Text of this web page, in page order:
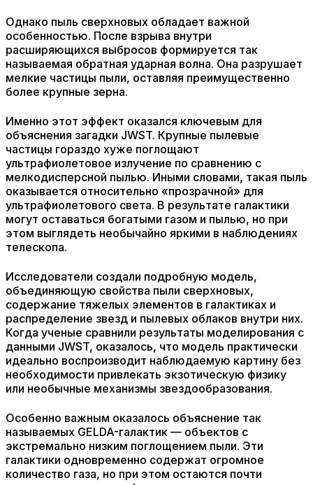
Однако пыль сверхновых обладает важной
особенностью. После взрыва внутри
расширяющихся выбросов формируется так
называемая обратная ударная волна. Она разрушает
мелкие частицы пыли, оставляя преимущественно
более крупные зерна.
Именно этот эффект оказался ключевым для
объяснения загадки JWST. Крупные пылевые
частицы гораздо хуже поглощают
ультрафиолетовое излучение по сравнению с
мелкодисперсной пылью. Иными словами, такая пыль
оказывается относительно «прозрачной» для
ультрафиолетового света. В результате галактики
могут оставаться богатыми газом и пылью, но при
этом выглядеть необычайно яркими в наблюдениях
телескопа.
Исследователи создали подробную модель,
объединяющую свойства пыли сверхновых,
содержание тяжелых элементов в галактиках и
распределение звезд и пылевых облаков внутри них.
Когда ученые сравнили результаты моделирования с
данными JWST, оказалось, что модель практически
идеально воспроизводит наблюдаемую картину без
необходимости привлекать экзотическую физику
или необычные механизмы звездообразования.
Особенно важным оказалось объяснение так
называемых GELDA-галактик — объектов с
экстремально низким поглощением пыли. Эти
галактики одновременно содержат огромное
количество газа, но при этом остаются почти